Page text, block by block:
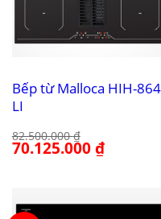
Bếp từ Malloca HIH-864
LI
82.500.000₫
Giá
gốc
70.125.000₫Giá
hiện